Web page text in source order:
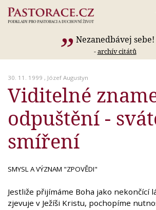
Nezanedbávej sebe!
-archív citátů
30. 11. 1999 , Józef Augustyn
Viditelné
odpuštění -
smíření
SMYSL A VÝZNAM "ZPOVĚDI"
Jestliže přijímáme Boha jako nekončící
zjevuje v Ježíši Kristu, pochopíme